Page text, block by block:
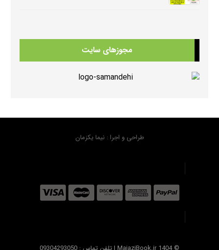
مجوزهای سایت
طراحی و اجرا : نیما یکزمان